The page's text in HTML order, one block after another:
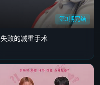
第3期完结
失败的减重手术